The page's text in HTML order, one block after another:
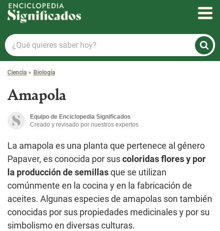
Enciclopedia Significados
¿Qué
quieres
saber
hoy?
Ciencia Biología
Amapola
Equipo de Enciclopedia Significados
Creado y revisado por nuestros expertos
La amapola es una planta que pertenece al género
Papaver, es conocida por sus coloridas flores y por
la producción de semillas que se utilizan
comúnmente en la cocina y en la fabricación de
aceites. Algunas especies de amapolas son también
conocidas por sus propiedades medicinales y por su
simbolismo en diversas culturas.